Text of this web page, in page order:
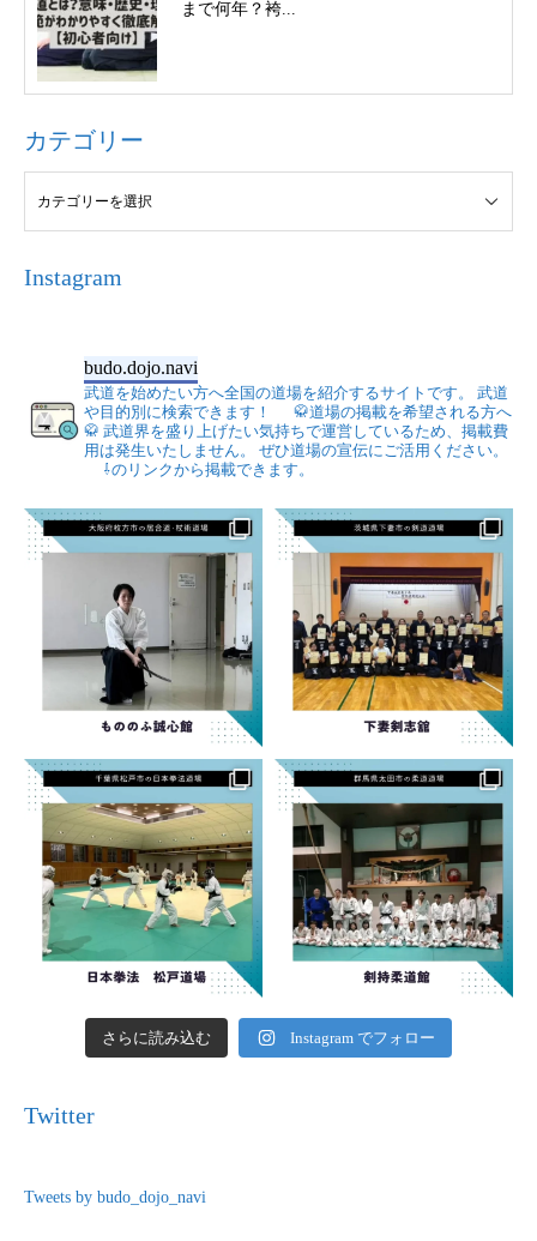
まで何年？袴...
カテゴリー
Instagram
budo.dojo.navi
武道を始めたい方へ全国の道場を紹介するサイトです。
武道
や目的別に検索できます！
🥋道場の掲載を希望される方へ
🥋 武道界を盛り上げたい気持ちで運営しているため、掲載費
用は発生いたしません。
ぜひ道場の宣伝にご活用ください。
⇩のリンクから掲載できます。
さらに読み込む Instagram でフォロー
Twitter
Tweets by budo_dojo_navi